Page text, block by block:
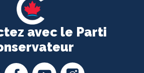
avec le Parti